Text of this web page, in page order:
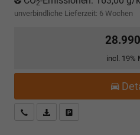
2
unverbindliche Lieferzeit: 6 Wochen
incl. 19%
Kostenloser Rückruf-Service
PDF-Datei, Fahrzeugexposé